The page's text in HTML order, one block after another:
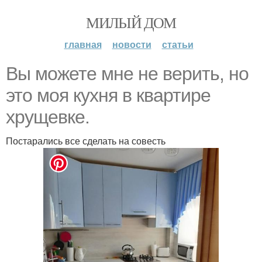
МИЛЫЙ ДОМ
главная новости статьи
Вы можете мне не верить, но
это моя кухня в квартире
хрущевке.
Постарались все сделать на совесть